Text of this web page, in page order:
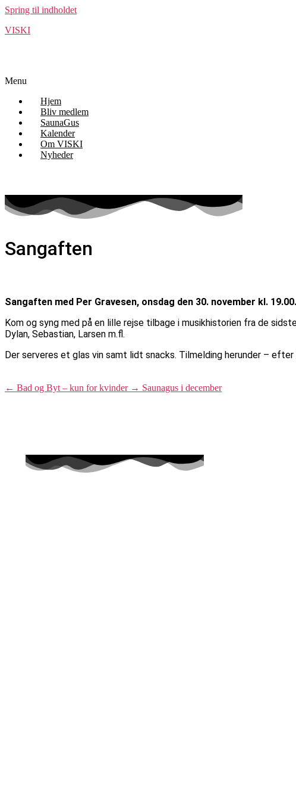
Spring til indholdet
VISKI
Menu
Hjem
Bliv medlem
SaunaGus
Kalender
Om VISKI
Nyheder
Sangaften
Sangaften med Per Gravesen, onsdag den 30. november kl.
Kom og syng med på en lille rejse tilbage i musikhistorien fra de
Dylan, Sebastian, Larsen m.fl.
Der serveres et glas vin samt lidt snacks. Tilmelding herunder –
← Bad og Byt – kun for kvinder → Saunagus i december